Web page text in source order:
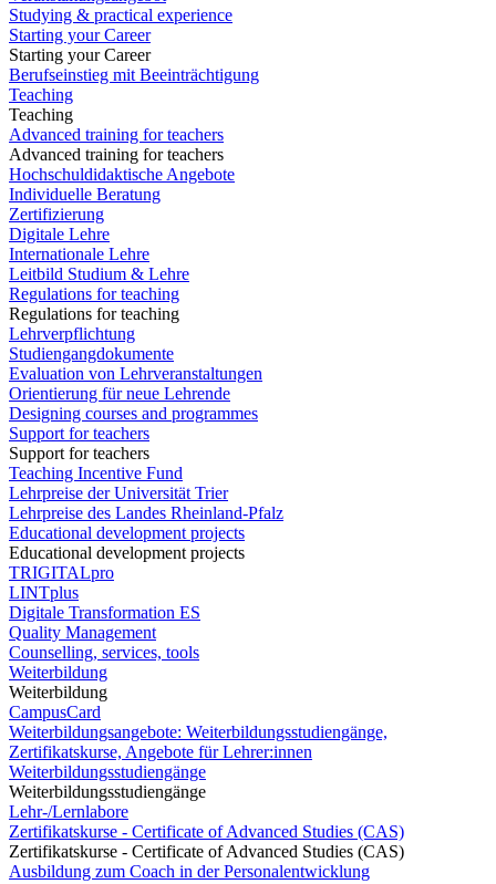
Studying & practical experience
Starting your Career
Starting your Career
Berufseinstieg mit Beeinträchtigung
Teaching
Teaching
Advanced training for teachers
Advanced training for teachers
Hochschuldidaktische Angebote
Individuelle Beratung
Zertifizierung
Digitale Lehre
Internationale Lehre
Leitbild Studium & Lehre
Regulations for teaching
Regulations for teaching
Lehrverpflichtung
Studiengangdokumente
Evaluation von Lehrveranstaltungen
Orientierung für neue Lehrende
Designing courses and programmes
Support for teachers
Support for teachers
Teaching Incentive Fund
Lehrpreise der Universität Trier
Lehrpreise des Landes Rheinland-Pfalz
Educational development projects
Educational development projects
TRIGITALpro
LINTplus
Digitale Transformation ES
Quality Management
Counselling, services, tools
Weiterbildung
Weiterbildung
CampusCard
Weiterbildungsangebote: Weiterbildungsstudiengänge,
Zertifikatskurse, Angebote für Lehrer:innen
Weiterbildungsstudiengänge
Weiterbildungsstudiengänge
Lehr-/Lernlabore
Zertifikatskurse - Certificate of Advanced Studies (CAS)
Zertifikatskurse - Certificate of Advanced Studies (CAS)
Ausbildung zum Coach in der Personalentwicklung